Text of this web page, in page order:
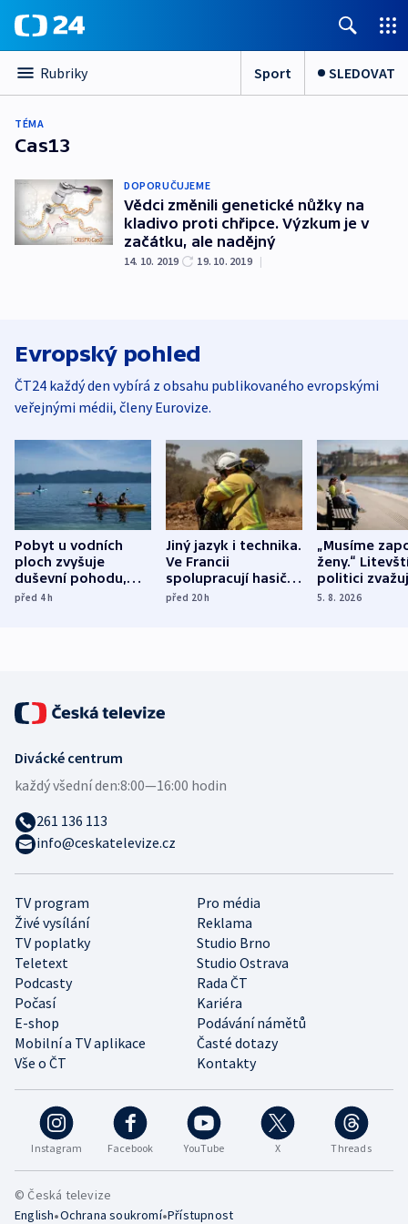
Rubriky Sport SLEDOVAT
TÉMA
Cas13
DOPORUČUJEME
Vědci změnili genetické nůžky na
kladivo proti chřipce. Výzkum je v
začátku, ale nadějný
14. 10. 2019 19. 10. 2019 |
Evropský pohled
ČT24 každý den vybírá z obsahu publikovaného evropskými
veřejnými médii, členy Eurovize.
Pobyt u vodních
ploch zvyšuje
duševní pohodu,
ukázala
před 4h
Jiný jazyk i technika.
Ve Francii
spolupracují hasiči z
různých zemí
před 20h
„Musíme
ženy.“
politici
dohodu o
5. 8. 2026
Instagram Facebook YouTube X Threads
TV program
Pro média
Živé vysílání
Reklama
TV poplatky
Studio Brno
Teletext
Studio Ostrava
Podcasty
Rada ČT
Počasí
Kariéra
E-shop
Podávání námětů
Mobilní a TV aplikace
Časté dotazy
Vše o ČT
Kontakty
Divácké centrum
každý všední den:8:00—16:00 hodin
261 136 113
info@ceskatelevize.cz
© Česká televize
English•Ochrana soukromí•Přístupnost